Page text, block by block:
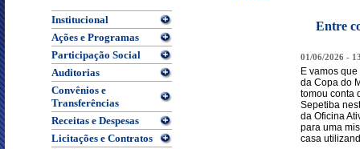
Institucional
Ações e Programas
Participação Social
Auditorias
Convênios e
Transferências
Receitas e Despesas
Licitações e Contratos
Entre
01/06/2026 -
E vamos
da Copa do
tomou conta
Sepetiba
da Oficina
para uma
casa